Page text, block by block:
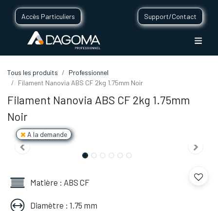
Accès Particuliers Support/Contact
Tous les produits
Professionnel
Filament Nanovia ABS CF 2kg 1.75mm Noir
Filament Nanovia ABS CF 2kg 1.75mm
Noir
A la demande
Matière : ABS CF
Diamètre : 1.75 mm